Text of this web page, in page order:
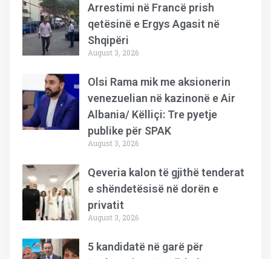
Arrestimi në Francë prish
qetësinë e Ergys Agasit në
Shqipëri
August 3, 2026
Olsi Rama mik me aksionerin
venezuelian në kazinonë e Air
Albania/ Këlliçi: Tre pyetje
publike për SPAK
August 3, 2026
Qeveria kalon të gjithë tenderat
e shëndetësisë në dorën e
privatit
August 3, 2026
5 kandidatë në garë për